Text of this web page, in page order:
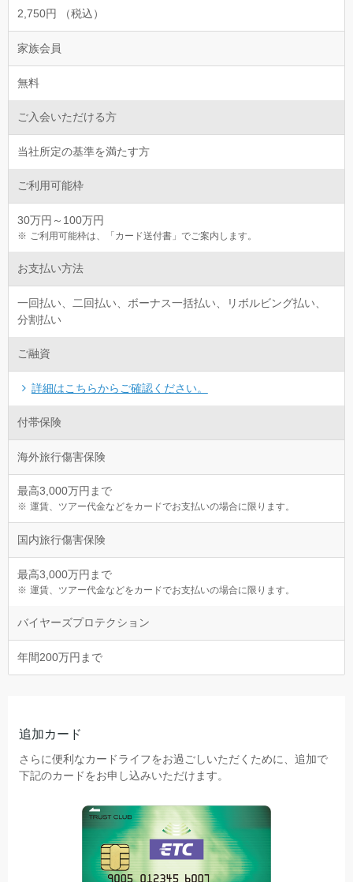
2,750円 （税込）
家族会員
無料
ご入会いただける方
当社所定の基準を満たす方
ご利用可能枠
30万円～100万円
ご利用可能枠は、「カード送付書」でご案内します。
お支払い方法
一回払い、二回払い、ボーナス一括払い、リボルビング払い、
分割払い
ご融資
詳細はこちらからご確認ください。
付帯保険
海外旅行傷害保険
最高3,000万円まで
運賃、ツアー代金などをカードでお支払いの場合に限ります。
国内旅行傷害保険
最高3,000万円まで
運賃、ツアー代金などをカードでお支払いの場合に限ります。
バイヤーズプロテクション
年間200万円まで
追加カード
さらに便利なカードライフをお過ごしいただくために、追加で
下記のカードをお申し込みいただけます。